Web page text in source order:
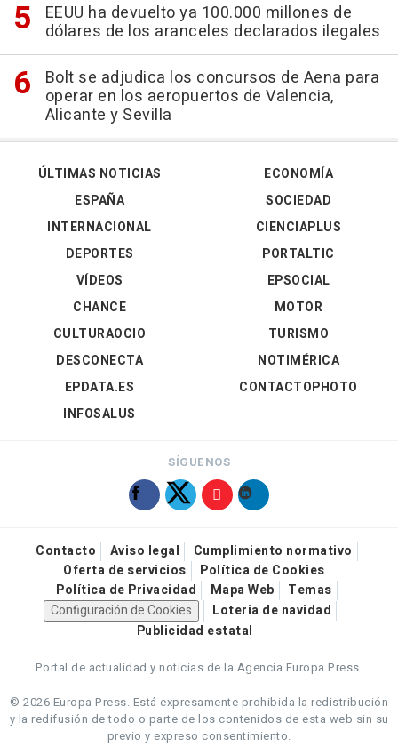
EEUU ha devuelto ya 100.000 millones de
dólares de los aranceles declarados ilegales
Bolt se adjudica los concursos de Aena para
operar en los aeropuertos de Valencia,
Alicante y Sevilla
ÚLTIMAS NOTICIAS
ESPAÑA
INTERNACIONAL
DEPORTES
VÍDEOS
ECONOMÍA
SOCIEDAD
CIENCIAPLUS
PORTALTIC
EPSOCIAL
CHANCE
CULTURAOCIO
DESCONECTA
EPDATA.ES
INFOSALUS
MOTOR
TURISMO
NOTIMÉRICA
CONTACTOPHOTO
SÍGUENOS
Contacto Aviso legal
Cumplimiento normativo
Oferta de servicios
Política de Cookies
Política de Privacidad
Mapa Web
Temas
Configuración de Cookies
Loteria de navidad
Publicidad estatal
Portal de actualidad y noticias de la Agencia Europa Press.
© 2026 Europa Press. Está expresamente prohibida la redistribución
y la redifusión de todo o parte de los contenidos de esta web sin su
previo y expreso consentimiento.